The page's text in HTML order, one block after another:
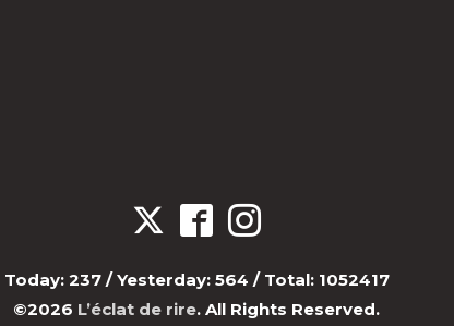
Today: 237/ Yesterday: 564 / Total: 1052417
©2026 L’éclat de rire. All Rights Reserved.